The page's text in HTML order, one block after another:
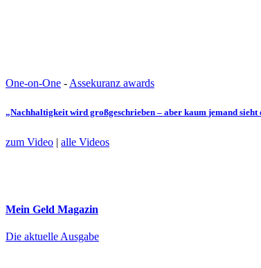
One-on-One -Assekuranz awards
„Nachhaltigkeit wird großgeschrieben – aber kaum jemand sieht
zum Video | alle Videos
Mein Geld Magazin
Die aktuelle Ausgabe